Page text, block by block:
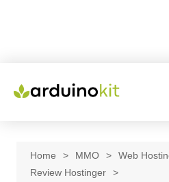
Home MMO
Web
Review Hostinger